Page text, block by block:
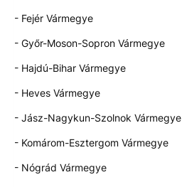
- Fejér Vármegye
- Győr-Moson-Sopron Vármegye
- Hajdú-Bihar Vármegye
- Heves Vármegye
- Jász-Nagykun-Szolnok Vármegye
- Komárom-Esztergom Vármegye
- Nógrád Vármegye